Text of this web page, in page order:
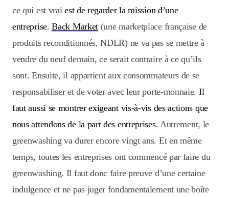
ce qui est vraiest de regarder la mission d’une
entreprise.Back Market (une marketplace française de
produits reconditionnés, NDLR) ne va pas se mettre à
vendre du neuf demain, ce serait contraire à ce qu’ils
sont. Ensuite, il appartient aux consommateurs de se
responsabiliser et de voter avec leur porte-monnaie. Il
faut aussi se montrer exigeant vis-à-vis des actions que
nous attendons de la part des entreprises. Autrement, le
greenwashing va durer encore vingt ans. Et en même
temps, toutes les entreprises ont commencé par faire du
greenwashing. Il faut donc faire preuve d’une certaine
indulgence et ne pas juger fondamentalement une boîte